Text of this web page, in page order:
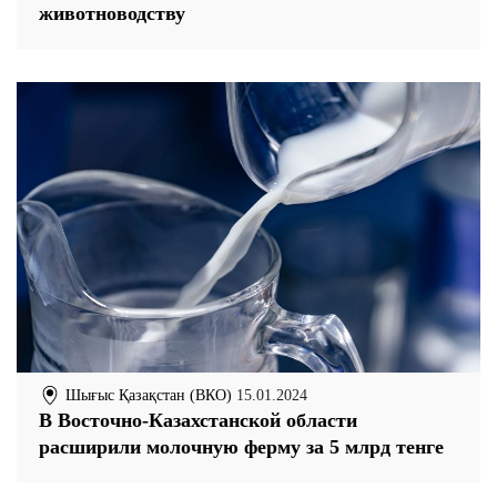
животноводству
Шығыс Қазақстан (ВКО) 15.01.2024
В Восточно-Казахстанской области
расширили молочную ферму за 5 млрд тенге